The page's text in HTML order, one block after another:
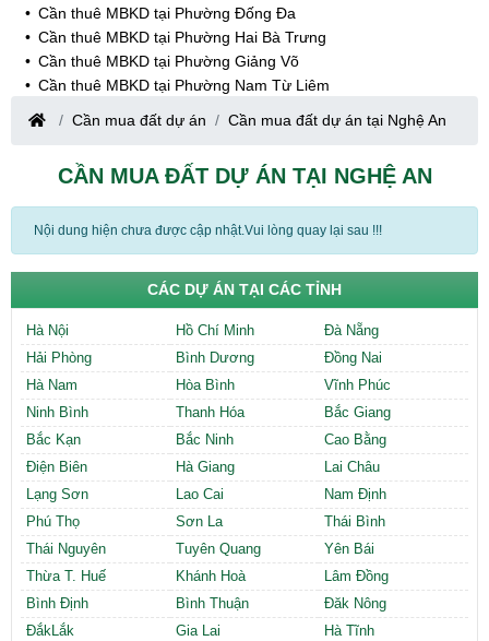
Cần thuê MBKD tại Phường Đống Đa
Cần thuê MBKD tại Phường Hai Bà Trưng
Cần thuê MBKD tại Phường Giảng Võ
Cần thuê MBKD tại Phường Nam Từ Liêm
Cần thuê MBKD tại Phường Cầu Giấy
Cần thuê MBKD tại Phường Thanh Xuân
Cần thuê MBKD tại Phường Hà Đông
Cần thuê MBKD tại Phường Hoàng Mai
Cần thuê MBKD tại Phường Ô Chợ Dừa
Cần thuê MBKD tại Phường Yên Hòa
Cần thuê MBKD tại Phường Nghĩa Độ
Cần thuê MBKD tại Phường Phương Liệt
Cần thuê MBKD tại Phường Khương Đình
Cần thuê MBKD tại Phường Yên Sở
Cần thuê MBKD tại Phường Hoàng Liệt
Cần thuê MBKD tại Phường Định Công
Cần thuê MBKD tại Phường Tương Mai
Cần thuê MBKD tại Phường Vĩnh Hưng
Cần thuê MBKD tại Phường Lĩnh Nam
Cần thuê MBKD tại Phường Hồng Hà
Cần thuê MBKD tại Phường Láng
Cần thuê MBKD tại Phường Văn Miếu
Cần thuê MBKD tại Phường Kim Liên
Cần thuê MBKD tại Phường Bạch Mai
Cần thuê MBKD tại Phường Vĩnh Tuy
Cần mua đất dự án Cần mua đất dự án tại Nghệ An
CẦN MUA ĐẤT DỰ ÁN TẠI NGHỆ AN
Nội dung hiện chưa được cập nhật.Vui lòng quay lại sau !!!
CÁC DỰ ÁN TẠI CÁC TỈNH
Hà Nội Hồ Chí Minh
Đà Nẵng
Hải Phòng
Bình Dương
Đồng Nai
Hà Nam
Hòa Bình
Vĩnh Phúc
Ninh Bình
Thanh Hóa
Bắc Giang
Bắc Kạn
Bắc Ninh
Cao Bằng
Điện Biên
Hà Giang
Lai Châu
Lạng Sơn
Lao Cai
Nam Định
Phú Thọ
Sơn La
Thái Bình
Thái Nguyên
Tuyên Quang
Yên Bái
Thừa T. Huế
Khánh Hoà
Lâm Đồng
Bình Định
Bình Thuận
Đăk Nông
ĐắkLắk
Gia Lai
Hà Tĩnh